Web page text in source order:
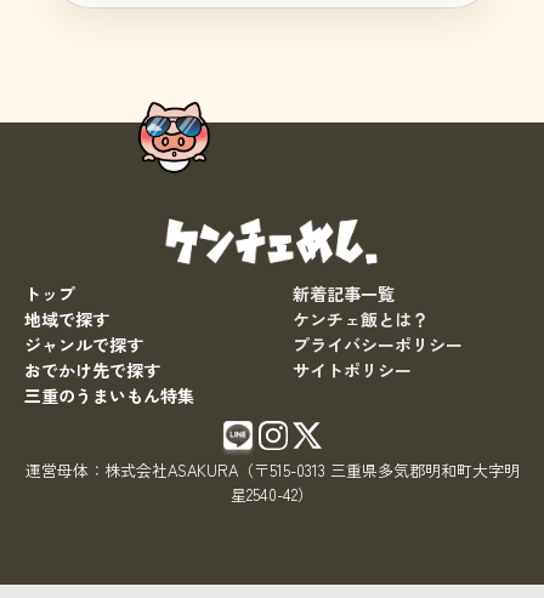
トップ
地域で探す
ジャンルで探す
おでかけ先で探す
三重のうまいもん特集
新着記事一覧
ケンチェ飯とは？
プライバシーポリシー
サイトポリシー
運営母体： 株式会社ASAKURA（〒515-0313 三重県多気郡明和町大字明
星2540-42）